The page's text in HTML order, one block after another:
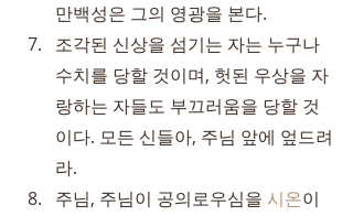
만백성은 그의 영광을 본다.
조각된 신상을 섬기는 자는 누구나
수치를 당할 것이며, 헛된 우상을 자
랑하는 자들도 부끄러움을 당할 것
이다. 모든 신들아, 주님 앞에 엎드려
라.
주님, 주님이 공의로우심을 시온이